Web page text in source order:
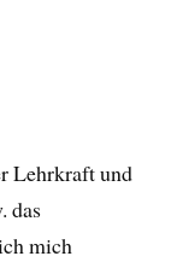
Lehrkraft und
das
mich